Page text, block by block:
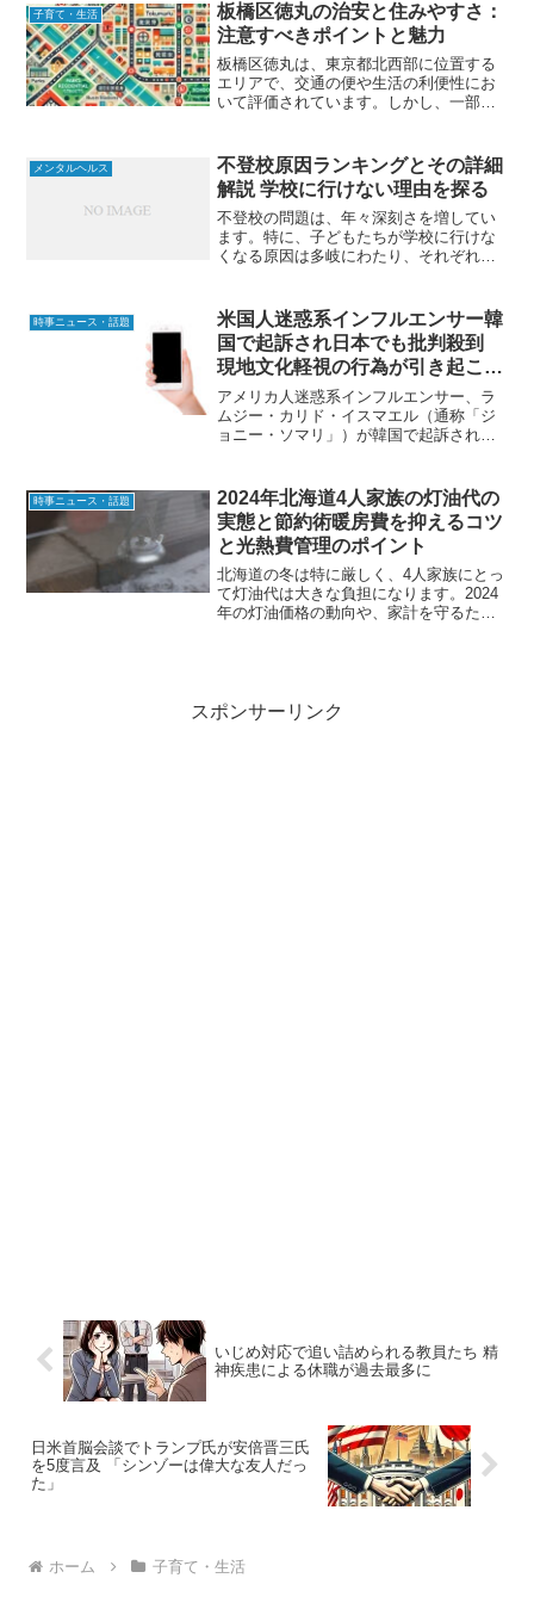
響が及ぶ可能性があり、年金制度そのも
のの持続性が改めて...
子育て・生活
板橋区徳丸の治安と住みやすさ：
注意すべきポイントと魅力
板橋区徳丸は、東京都北西部に位置する
エリアで、交通の便や生活の利便性にお
いて評価されています。しかし、一部の
の記事では、徳丸エリアの治安状況や住
環境について詳しく解説し...
メンタルヘルス
不登校原因ランキングとその詳細
解説 学校に行けない理由を探る
不登校の問題は、年々深刻さを増してい
ます。特に、子どもたちが学校に行けな
くなる原因は多岐にわたり、それぞれが
各要因について詳しく解説し、改善策や
サポート方法について考...
時事ニュース・話題
米国人迷惑系インフルエンサー韓
国で起訴され日本でも批判殺到
現地文化軽視の行為が引き起こす
国際的騒動の全貌
アメリカ人迷惑系インフルエンサー、ラ
ムジー・カリド・イスマエル（通称「ジ
ョニー・ソマリ」）が韓国で起訴され、
き起こしており、彼の行動に対する非難
が殺到しています。本記事...
時事ニュース・話題
2024年北海道4人家族の灯油代の
実態と節約術暖房費を抑えるコツ
と光熱費管理のポイント
北海道の冬は特に厳しく、4人家族にとっ
て灯油代は大きな負担になります。2024
年の灯油価格の動向や、家計を守るため
スポンサーリンク
いじめ対応で追い詰められる教員たち 精
神疾患による休職が過去最多に
日米首脳会談でトランプ氏が安倍晋三氏
を5度言及 「シンゾーは偉大な友人だっ
た」
ホーム 子育て・生活